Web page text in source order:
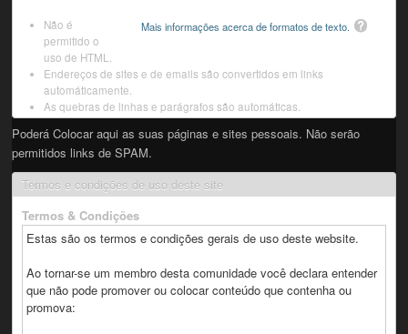
Mais informações acerca de formatos de texto.
Não é
permitido o
uso de HTML.
Endereços de sites e de emails são convertidos em links
automáticamente.
As quebras de linhas e parágrafos são automáticas.
Poderá Colocar aqui as suas páginas e sites pessoais. Não serão
permitidos links de SPAM.
Termos e condições de uso deste site
Termos & Condições